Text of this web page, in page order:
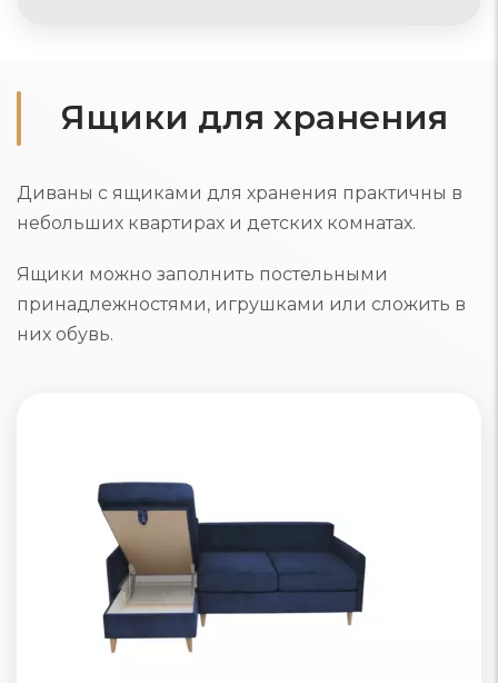
Ящики для хранения
Диваны с ящиками для хранения практичны в
небольших квартирах и детских комнатах.
Ящики можно заполнить постельными
принадлежностями, игрушками или сложить в
них обувь.